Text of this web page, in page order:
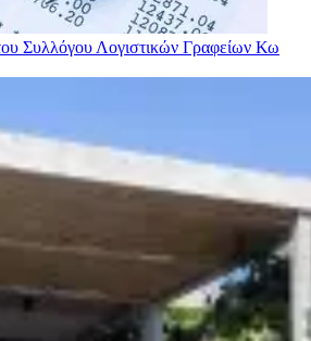
Συλλόγου Λογιστικών Γραφείων Κω